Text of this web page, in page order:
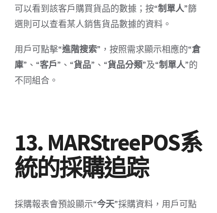
可以看到該客戶購買貨品的數據；按“制單人”篩
選則可以查看某人銷售貨品數據的資料。
用戶可點擊“進階搜索”，按照需求顯示相應的“倉
庫”、“客戶”、“貨品”、“貨品分類”及“制單人”的
不同組合。
13. MARStreePOS系
統的採購追踪
採購報表會預設顯示“今天”採購資料，用戶可點